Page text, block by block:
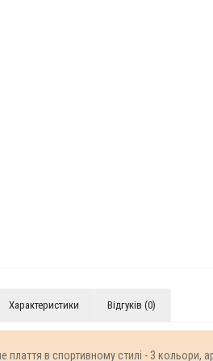
Характеристики Відгуків (0)
плаття в спортивному стилі - 3 кольори,